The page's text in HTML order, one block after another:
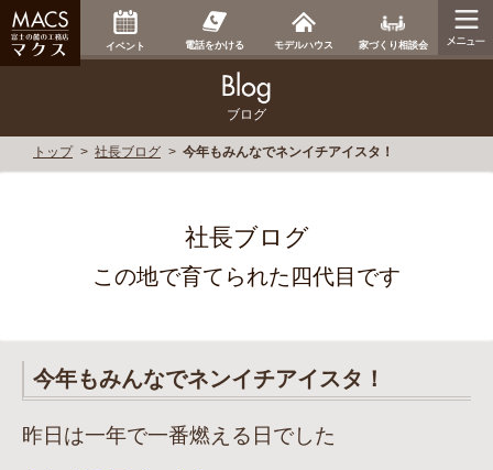
イベント 電話をかける モデルハウス 家づくり相談会
ブログ
トップ 社長ブログ 今年もみんなでネンイチアイスタ！
社長ブログ
この地で育てられた四代目です
今年もみんなでネンイチアイスタ！
昨日は一年で一番燃える日でした